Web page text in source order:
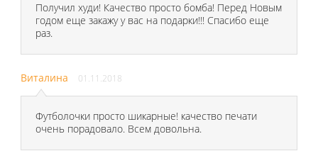
Получил худи! Качество просто бомба! Перед Новым
годом еще закажу у вас на подарки!!! Спасибо еще
раз.
Виталина 01.11.2018
Футболочки просто шикарные! качество печати
очень порадовало. Всем довольна.